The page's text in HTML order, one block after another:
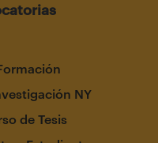
NY
de Tesis